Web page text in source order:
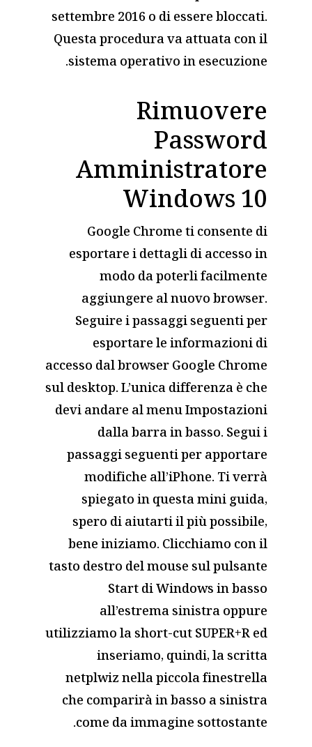
settembre 2016 o di essere bloccati.
Questa procedura va attuata con il
sistema operativo in esecuzione.
Rimuovere
Password
Amministratore
Windows 10
Google Chrome ti consente di
esportare i dettagli di accesso in
modo da poterli facilmente
aggiungere al nuovo browser.
Seguire i passaggi seguenti per
esportare le informazioni di
accesso dal browser Google Chrome
sul desktop. L’unica differenza è che
devi andare al menu Impostazioni
dalla barra in basso. Segui i
passaggi seguenti per apportare
modifiche all’iPhone. Ti verrà
spiegato in questa mini guida,
spero di aiutarti il più possibile,
bene iniziamo. Clicchiamo con il
tasto destro del mouse sul pulsante
Start di Windows in basso
all’estrema sinistra oppure
utilizziamo la short-cut SUPER+R ed
inseriamo, quindi, la scritta
netplwiz nella piccola finestrella
che comparirà in basso a sinistra
come da immagine sottostante.